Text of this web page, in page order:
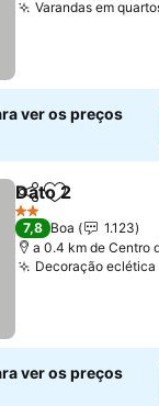
Varandas em
ver os preços
PartilharAdicionar
Dato 2
2 Estrelas
7,8 Boa
1.123
a 0.4 km de Centro
Decoração
ver os preços